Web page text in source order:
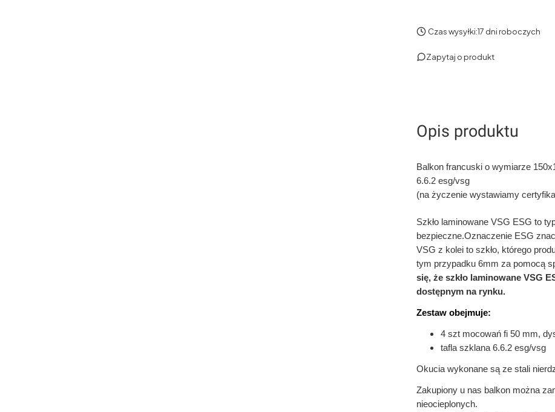
Czas wysyłki:17 dni roboczych
Zapytaj o produkt
Opis produktu
Balkon francuski o wymiarze
6.6.2 esg/vsg
(na życzenie wystawiamy
Szkło laminowane VSG ESG to
bezpieczne.Oznaczenie ESG
VSG z kolei to szkło, którego
tym przypadku 6mm za pomocą
się, że szkło laminowane VSG
dostępnym na rynku.
Zestaw obejmuje:
4 szt mocowań fi 50 mm,
tafla szklana 6.6.2 esg/vsg
Okucia wykonane są ze stali
Zakupiony u nas balkon można
nieocieplonych.